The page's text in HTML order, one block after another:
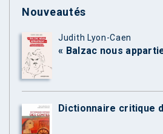
Nouveautés
Judith Lyon-Caen
« Balzac nous
Dictionnaire critique